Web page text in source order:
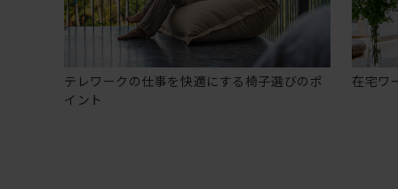
テレワークの仕事を快適にする椅子選びのポ
イント
在宅ワ